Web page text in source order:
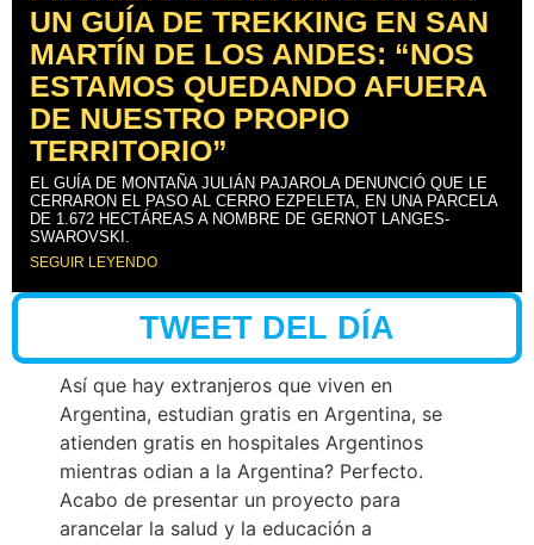
UN GUÍA DE TREKKING EN SAN
MARTÍN DE LOS ANDES: “NOS
ESTAMOS QUEDANDO AFUERA
DE NUESTRO PROPIO
TERRITORIO”
EL GUÍA DE MONTAÑA JULIÁN PAJAROLA DENUNCIÓ QUE LE
CERRARON EL PASO AL CERRO EZPELETA, EN UNA PARCELA
DE 1.672 HECTÁREAS A NOMBRE DE GERNOT LANGES-
SWAROVSKI.
SEGUIR LEYENDO
TWEET DEL DÍA
Así que hay extranjeros que viven en
Argentina, estudian gratis en Argentina, se
atienden gratis en hospitales Argentinos
mientras odian a la Argentina? Perfecto.
Acabo de presentar un proyecto para
arancelar la salud y la educación a